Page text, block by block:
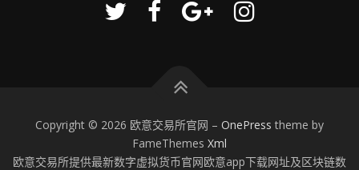
Copyright © 2026 欧意交易所官网 – OnePress theme by
FameThemes Xml
欧意交易所提供最新数字虚拟货币官网欧意app下载网址及区块链数